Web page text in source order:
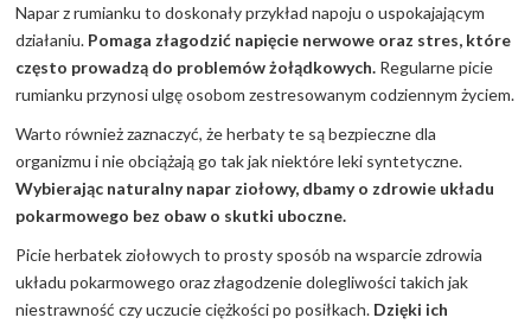
Napar z rumianku to doskonały przykład napoju o uspokajającym
działaniu. Pomaga złagodzić napięcie nerwowe oraz stres, które
często prowadzą do problemów żołądkowych. Regularne picie
rumianku przynosi ulgę osobom zestresowanym codziennym życiem.
Warto również zaznaczyć, że herbaty te są bezpieczne dla
organizmu i nie obciążają go tak jak niektóre leki syntetyczne.
Wybierając naturalny napar ziołowy, dbamy o zdrowie układu
pokarmowego bez obaw o skutki uboczne.
Picie herbatek ziołowych to prosty sposób na wsparcie zdrowia
układu pokarmowego oraz złagodzenie dolegliwości takich jak
niestrawność czy uczucie ciężkości po posiłkach. Dzięki ich